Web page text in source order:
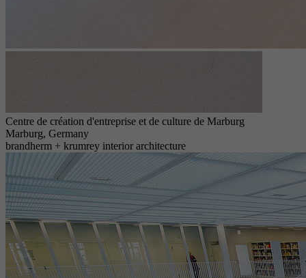
Centre de création d'entreprise et de culture de Marburg
Marburg, Germany
brandherm + krumrey interior architecture